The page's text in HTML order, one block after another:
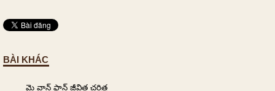
BÀI KHÁC
మై వాన్ ఫాన్ జీవిత చరిత్ర